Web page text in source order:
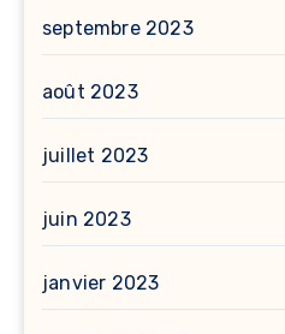
septembre 2023
août 2023
juillet 2023
juin 2023
janvier 2023